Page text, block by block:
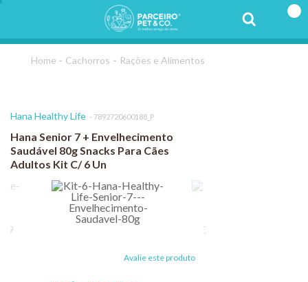
Cachorros Rações e Alimentos
Avalie este produto
Hana Healthy Life 7892720600188_P
Hana Senior 7 + Envelhecimento
Saudável 80g Snacks Para Cães
Adultos Kit C/ 6 Un